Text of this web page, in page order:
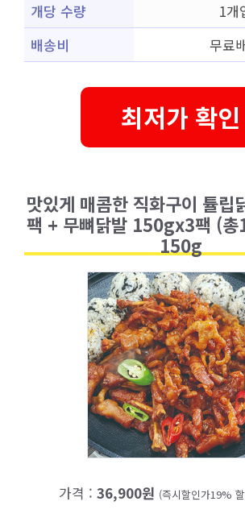
개당 수량
1개
배송비
무료
최저가 확인
맛있게 매콤한 직화구이 튤
팩 + 무뼈닭발 150gx3팩 (
150g
가격 : 36,900원 (즉시할인가19%